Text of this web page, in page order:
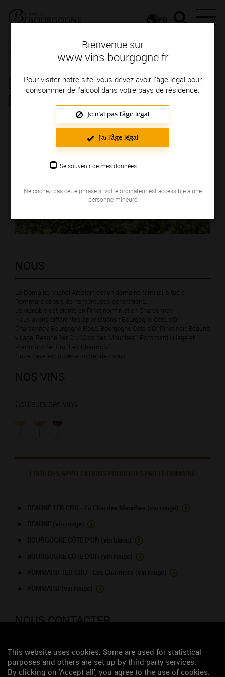
Bienvenue sur
www.vins-bourgogne.fr
Pour visiter notre site, vous devez avoir l'âge légal pour
consommer de l'alcool dans votre pays de résidence.
Je n'ai pas l'âge légal
J'ai l'âge légal
Se souvenir de mes données
Ne cochez pas cette phrase si votre ordinateur est accessible à une
personne mineure
FR
Femmes et hommes passionnés
DOMAINE ARCELAIN
MICHEL
Région de production : COTE DE BEAUNE
NOUS
Le Domaine Michel Arcelain est un domaine familial, situé à
Pommard depuis de nombreuses générations.
Le vignoble est planté en Pinot noir fin et en Chardonnay.
Nous avons différentes appellations : Bourgogne Côte d'Or
Chardonnay, Bourgogne Rosé, Bourgogne Côte d'Or Pinot noir, Beaune
village, Beaune 1er Cru "Clos des Mouches", Pommard village et
Pommard 1er Cru "Les Charmots".
Notre cave est ouverte sur rendez-vous.
NOS VINS
Couleurs des vins
LISTE DES APPELLATIONS PRODUITES PAR LE DOMAINE
NOUS CONTACTER
Domaine Arcelain Michel
Viticulteur
9, rue Mareau
This website uses cookies. Some are used for statistical
purposes and others are set up by third party services.
By clicking on 'Accept all', you agree to the use of cookies.